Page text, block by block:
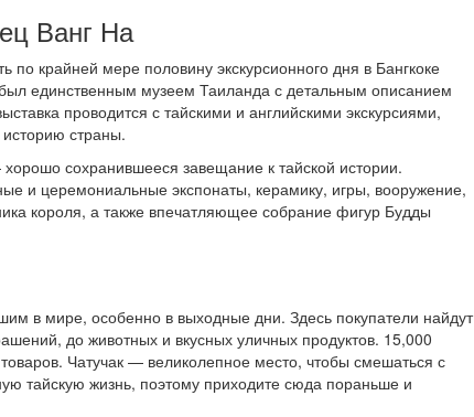
Ванг На
по крайней мере половину экскурсионного дня в Бангкоке
единственным музеем Таиланда с детальным описанием
проводится с тайскими и английскими экскурсиями,
страны.
сохранившееся завещание к тайской истории.
и церемониальные экспонаты, керамику, игры, вооружение,
короля, а также впечатляющее собрание фигур Будды
в мире, особенно в выходные дни. Здесь покупатели найдут
до животных и вкусных уличных продуктов. 15,000
Чатучак — великолепное место, чтобы смешаться с
тайскую жизнь, поэтому приходите сюда пораньше и